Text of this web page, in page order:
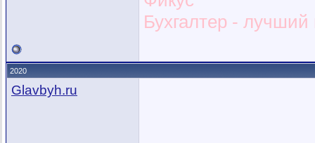
Бухгалтер -
2020
Glavbyh.ru